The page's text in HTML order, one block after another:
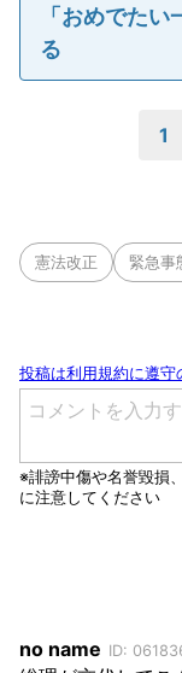
「おめでた
る
1
憲法改正 緊急事